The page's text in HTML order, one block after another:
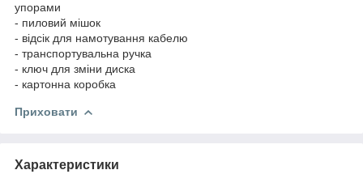
упорами
- пиловий мішок
- відсік для намотування кабелю
- транспортувальна ручка
- ключ для зміни диска
- картонна коробка
Приховати
Характеристики